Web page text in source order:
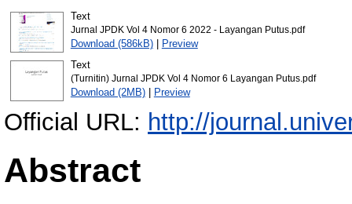
Text
Jurnal JPDK Vol 4 Nomor 6 2022 - Layangan Putus.pdf
Download (586kB)| Preview
Text
(Turnitin) Jurnal JPDK Vol 4 Nomor 6 Layangan Putus.pdf
Download (2MB)| Preview
Official URL: http://
Abstract